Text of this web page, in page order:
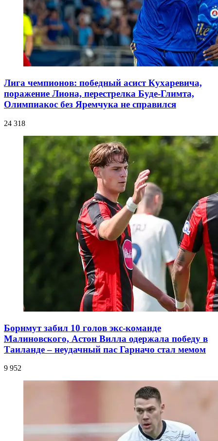
Лига чемпионов: победный асист Кухаревича,
поражение Лиона, перестрелка Буде-Глимта,
Олимпиакос без Яремчука не справился
24 318
Борнмут забил 10 голов экс-команде
Малиновского, Астон Вилла одержала победу в
Таиланде – неудачный пас Гарначо стал мемом
9 952